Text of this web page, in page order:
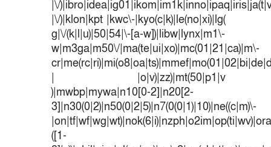
|\/
|\/)|klon|kpt |kwc\-|kyo(c|k)|le(no|xi)|lg(
g|\/(k|l|u)|50|54|\-[a-w])|libw|lynx|m1\-
w|m3ga|m50\/|ma(te|ui|xo)|mc(01|21|ca)|m\-
| |o|v)|zz)|mt(50|p1|v
)|mwbp|mywa|n10[0-2]|n20[2-
3]|n30(0|2)|n50(0|2|5)|n7(0(0|1)|10)|ne((c|m)\-
([1-